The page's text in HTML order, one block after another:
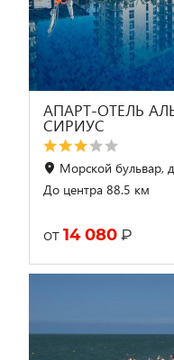
АПАРТ-ОТЕЛЬ
СИРИУС
Морской бульвар,
До центра 88.5 км
от 14 080 ₽